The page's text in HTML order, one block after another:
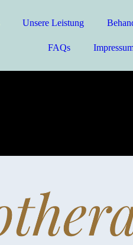
Unsere Leistung
FAQs